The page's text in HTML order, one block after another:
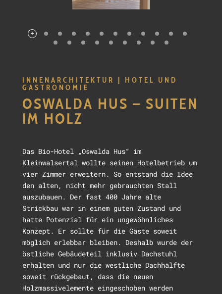
INNENARCHITEKTUR | HOTEL UND
GASTRONOMIE
OSWALDA HUS – SUITEN
IM HOLZ
Das Bio-Hotel „Oswalda Hus“ im
Kleinwalsertal wollte seinen Hotelbetrieb um
vier Zimmer erweitern. So entstand die Idee
den alten, nicht mehr gebrauchten Stall
auszubauen. Der fast 400 Jahre alte
Strickbau war in einem guten Zustand und
hatte Potenzial für ein ungewöhnliches
Konzept. Er sollte für die Gäste soweit
möglich erlebbar bleiben. Deshalb wurde der
östliche Gebäudeteil inklusiv Dachstuhl
erhalten und nur die westliche Dachhälfte
soweit rückgebaut, dass die neuen
Holzmassivelemente eingeschoben werden